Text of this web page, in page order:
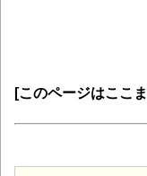
[このページはここ